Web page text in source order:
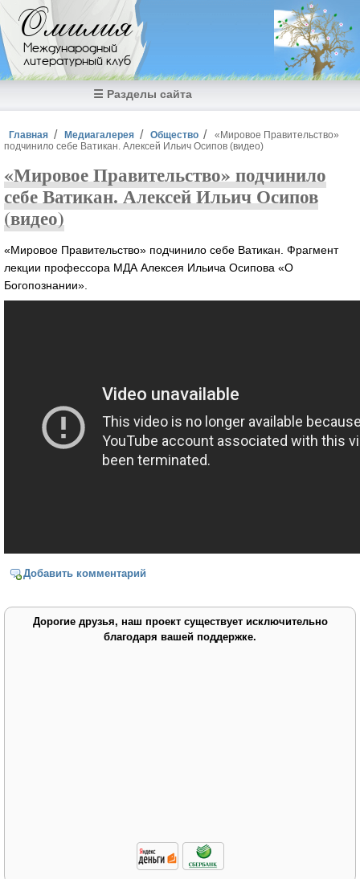
Перейти к основному содержанию
Омилия
Международный
литературный клуб
☰ Разделы сайта
Вы здесь
Главная Медиагалерея Общество
«Мировое Правительство»
подчинило себе Ватикан. Алексей Ильич Осипов (видео)
«Мировое Правительство» подчинило
себе Ватикан. Алексей Ильич Осипов
(видео)
«Мировое Правительство» подчинило себе Ватикан. Фрагмент
лекции профессора МДА Алексея Ильича Осипова «О
Богопознании».
Добавить комментарий
Дорогие друзья, наш проект существует исключительно
благодаря вашей поддержке.